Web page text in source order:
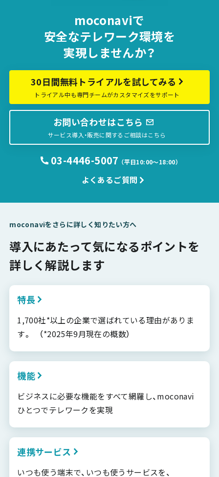
moconaviで
安全なテレワーク環境を
実現しませんか？
30日間無料トライアルを試してみる
トライアル中も専門チームがカスタマイズをサポート
お問い合わせはこちら
サービス導入・販売に関するご相談はこちら
03-4446-5007 （平日10:00〜18:00）
よくあるご質問
moconaviをさらに詳しく知りたい方へ
導入にあたって気になるポイントを
詳しく解説します
特長
1,700社*以上の企業で選ばれている理由がありま
す。 （*2025年9月現在の概数）
機能
ビジネスに必要な機能をすべて網羅し、moconavi
ひとつでテレワークを実現
連携サービス
いつも使う端末で、いつも使うサービスを、